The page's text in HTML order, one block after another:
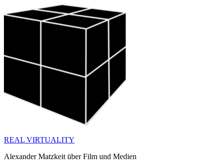
to
REAL VIRTUALITY
Alexander Matzkeit über Film und Medien